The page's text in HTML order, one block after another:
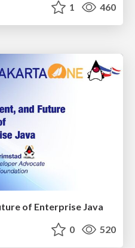
1 460
of Enterprise Java
0 520